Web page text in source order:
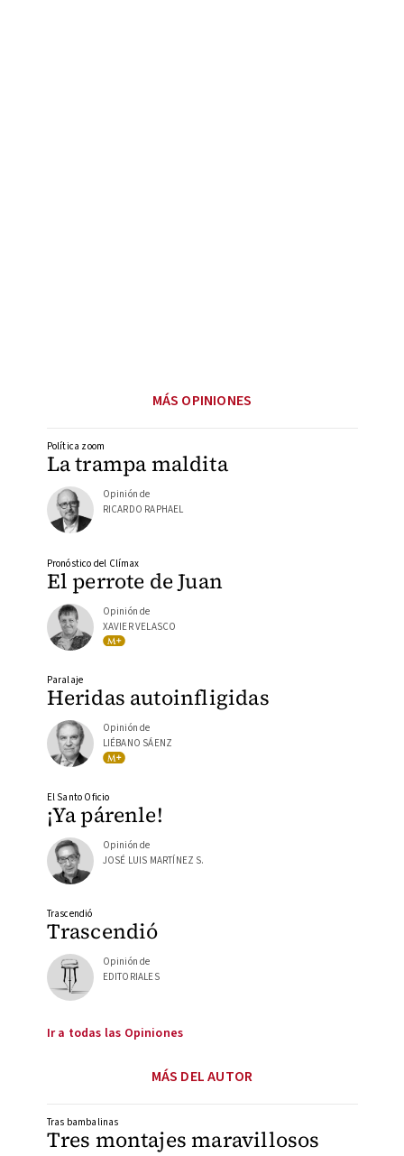
MÁS OPINIONES
La trampa maldita
Política zoom
Opinión de
RICARDO RAPHAEL
El perrote de Juan
Pronóstico del Clímax
Opinión de
XAVIER VELASCO
Heridas autoinfligidas
Paralaje
Opinión de
LIÉBANO SÁENZ
¡Ya párenle!
El Santo Oficio
Opinión de
JOSÉ LUIS MARTÍNEZ S.
Trascendió
Trascendió
Opinión de
EDITORIALES
Ir a todas las Opiniones
MÁS DEL AUTOR
Tres montajes maravillosos
Tras bambalinas